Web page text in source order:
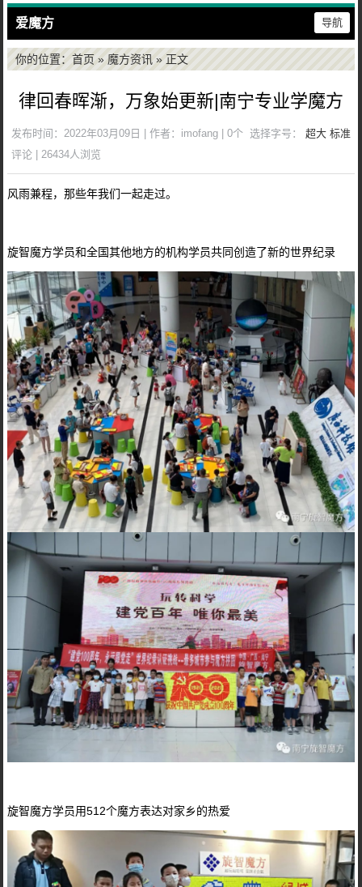
爱魔方 导航
你的位置： 首页» 魔方资讯» 正文
律回春晖渐，万象始更新|南宁专业学魔方
选择字号：超大 标准
发布时间：2022年03月09日 | 作者：imofang | 0个
评论 | 26434人浏览
风雨兼程，那些年我们一起走过。
旋智魔方学员和全国其他地方的机构学员共同创造了新的世界纪录
旋智魔方学员用512个魔方表达对家乡的热爱